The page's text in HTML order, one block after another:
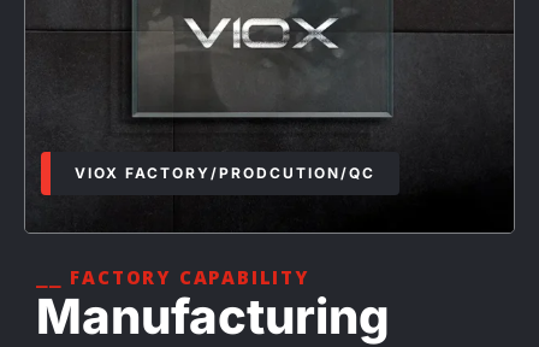
VIOX FACTORY/PRODCUTION/QC
⎯⎯ FACTORY CAPABILITY
Manufacturing